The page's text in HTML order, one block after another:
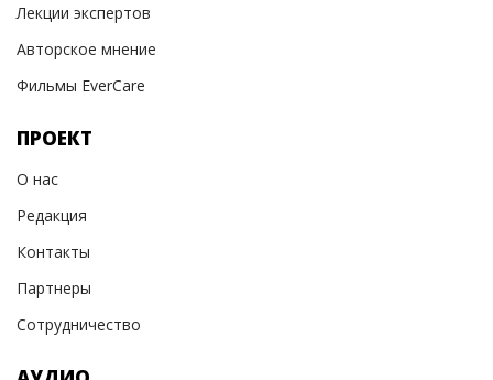
Лекции экспертов
Авторское мнение
Фильмы EverCare
ПРОЕКТ
О нас
Редакция
Контакты
Партнеры
Сотрудничество